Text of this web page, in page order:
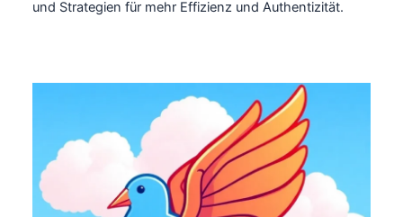
und Strategien für mehr Effizienz und Authentizität.